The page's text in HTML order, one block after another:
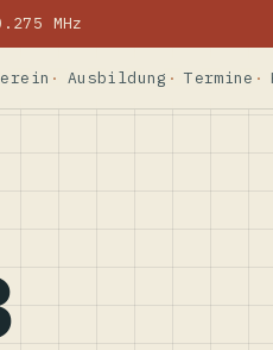
MHz
Ausbildung Termine